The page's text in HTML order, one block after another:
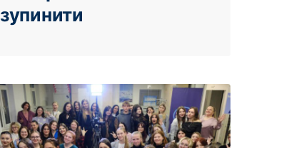
зупинити